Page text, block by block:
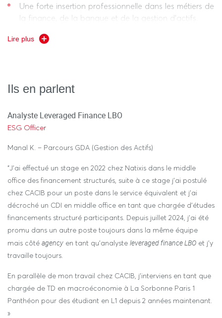
Une forte insertion professionnelle dans les métiers de
la finance, de la banque et de la gestion d’actifs.
Alternance possible dans certains parcours.
professionnels.
Combinaison d’enseignants-chercheurs et de
professionnels du secteur (banquiers, asset managers,
: Maîtrise des outils quantitatifs, logiciels
professionnels (VBA, Bloomberg, Python selon les
parcours), normes réglementaires (Bâle III, Solvabilité
II, SFDR…).
Une formation au cœur des mutations de la banque,
de la finance et de l’assurance et de ses enjeux.
Lire plus
Ils en parlent
Analyste Leveraged Finance LBO
ESG Officer
Manal K. – Parcours GDA (Gestion des Actifs)
"J’ai effectué un stage en 2022 chez Natixis dans le middle
office des financement structurés, suite à ce stage j’ai postulé
chez CACIB pour un poste dans le service équivalent et j’ai
décroché un CDI en middle office en tant que chargée d’études
financements structuré participants. Depuis juillet 2024, j’ai été
promu dans un autre poste toujours dans la même équipe
mais côté agency en tant qu’analyste leveraged finance LBO et j’y
travaille toujours.
En parallèle de mon travail chez CACIB, j’interviens en tant que
chargée de TD en macroéconomie à La Sorbonne Paris 1
Panthéon pour des étudiant en L1 depuis 2 années maintenant.
»